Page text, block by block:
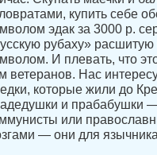
купить себе
эдак за 3000 р.
рубаху»
И плевать, что
ветеранов. Нас
которые жили до
и прабабушки
или
— они для язычника